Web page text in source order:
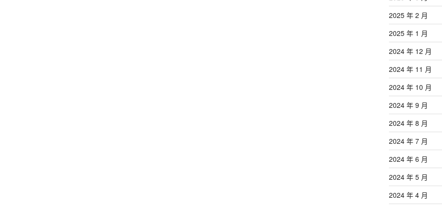
2025 年 2 月
2025 年 1 月
2024 年 12 月
2024 年 11 月
2024 年 10 月
2024 年 9 月
2024 年 8 月
2024 年 7 月
2024 年 6 月
2024 年 5 月
2024 年 4 月